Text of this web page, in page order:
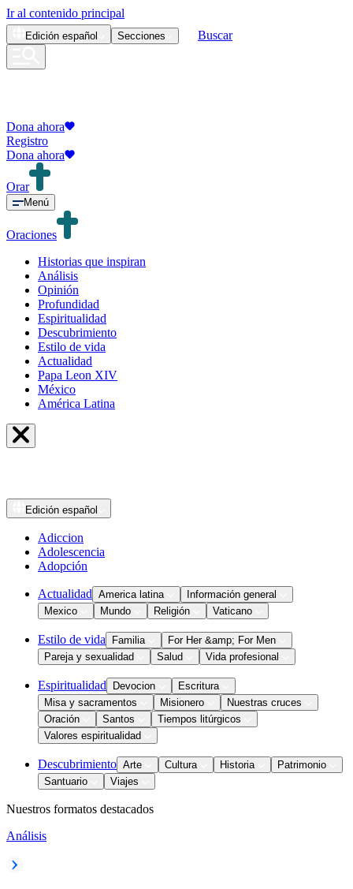
Ir al contenido principal
Edición español Secciones Buscar
Dona ahora
Registro
Dona ahora
Orar
Menú
Oraciones
Historias que inspiran
Análisis
Opinión
Profundidad
Espiritualidad
Descubrimiento
Estilo de vida
Actualidad
Papa Leon XIV
México
América Latina
Edición español
Adiccion
Adolescencia
Adopción
Actualidad America latina
Información general
Mexico
Mundo Religión Vaticano
Estilo de vida Familia
For Her &amp; For Men
Pareja y sexualidad
Salud Vida profesional
Espiritualidad Devocion
Escritura
Misa y sacramentos
Misionero
Nuestras cruces
Oración
Santos
Tiempos litúrgicos
Valores espiritualidad
Descubrimiento Arte Cultura Historia
Patrimonio
Santuario
Viajes
Nuestros formatos destacados
Análisis